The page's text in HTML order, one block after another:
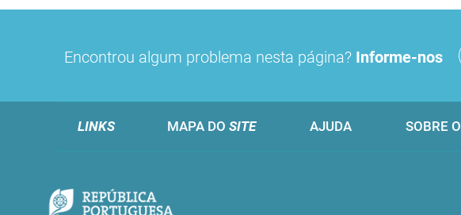
Encontrou algum problema nesta página? Informe-nos
LINKS MAPA DO SITE AJUDA SOBRE O